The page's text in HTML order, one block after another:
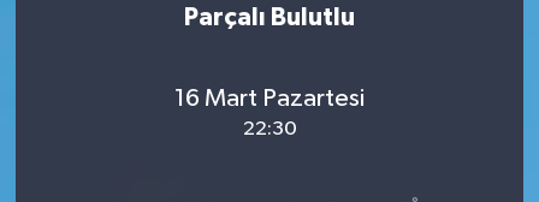
Parçalı Bulutlu
16 Mart Pazartesi
22:30